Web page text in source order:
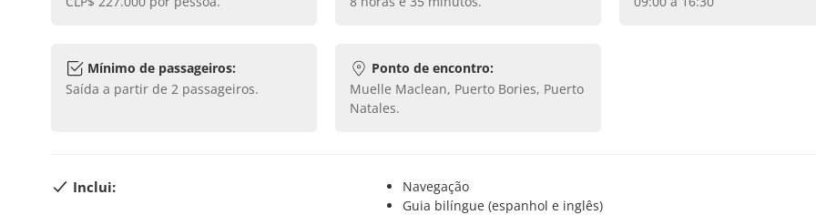
Mínimo de passageiros:
Saída a partir de 2 passageiros.
Ponto de encontro:
Muelle Maclean, Puerto Bories, Puerto
Natales.
Inclui:
Navegação
Guia bilíngue (espanhol e inglês)